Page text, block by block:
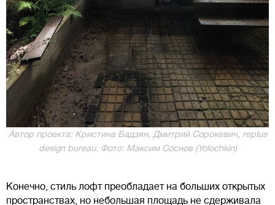
Автор проекта: Кристина Бадзян, Дмитрий Сорокевич, rеplus
design bureau. Фото: Максим Соснов (Yolochkin)
Конечно, стиль лофт преобладает на больших открытых
пространствах, но небольшая площадь не сдерживала